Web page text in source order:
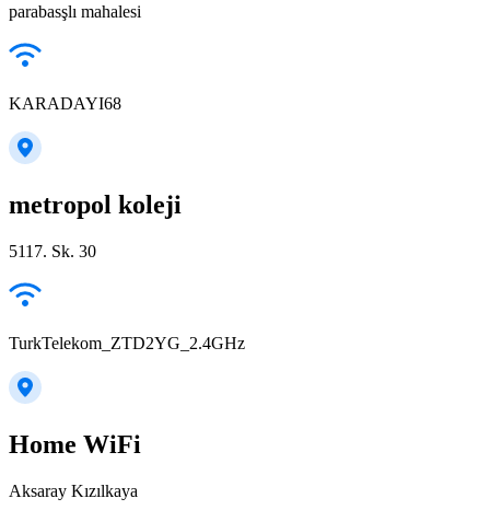
parabasşlı mahalesi
KARADAYI68
metropol koleji
5117. Sk. 30
TurkTelekom_ZTD2YG_2.4GHz
Home WiFi
Aksaray Kızılkaya